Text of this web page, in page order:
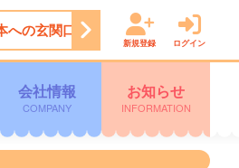
玄関口、空港で勝手にお出迎え
新規登録 ログイン
会社情報
COMPANY
お知らせ
INFORMATION